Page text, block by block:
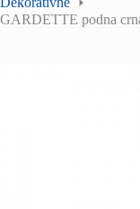
stranica
GARDETTE podna